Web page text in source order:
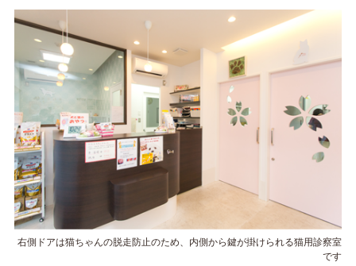
右側ドアは猫ちゃんの脱走防止のため、内側から鍵が掛けられる猫用診察室
です